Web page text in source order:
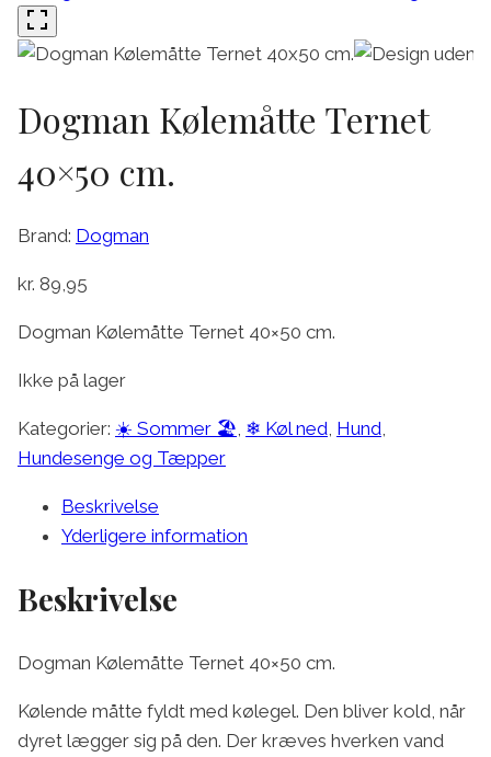
Dogman Kølemåtte Ternet
40×50 cm.
Brand: Dogman
kr. 89,95
Dogman Kølemåtte Ternet 40×50 cm.
Ikke på lager
Kategorier: ☀️ Sommer 🏖️, ❄ Køl ned, Hund,
Hundesenge og Tæpper
Beskrivelse
Yderligere information
Beskrivelse
Dogman Kølemåtte Ternet 40×50 cm.
Kølende måtte fyldt med kølegel. Den bliver kold, når
dyret lægger sig på den. Der kræves hverken vand